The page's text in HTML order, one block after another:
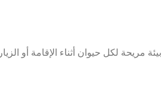
مريحة لكل حيوان أثناء الإقامة أو